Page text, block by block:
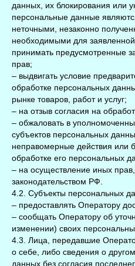
данных, их блокирования или
персональные данные
неточными, незаконно
необходимыми для
принимать предусмотренные
прав;
– выдвигать условие
обработке персональных
рынке товаров, работ и услуг;
– на отзыв согласия на
– обжаловать в
субъектов персональных
неправомерные действия или
обработке его персональных
– на осуществление иных
законодательством РФ.
4.2. Субъекты персональных
– предоставлять Оператору
– сообщать Оператору об
изменении) своих
4.3. Лица, передавшие
о себе, либо сведения о
данных без согласия